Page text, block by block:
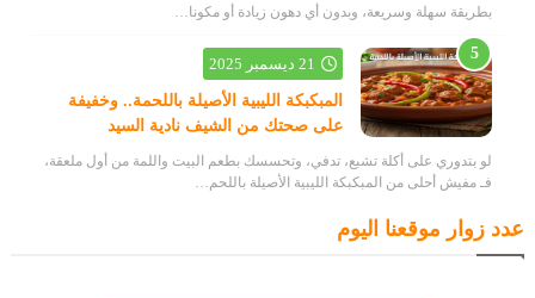
بطريقة سهلة وسريعة، وبدون أي دهون زيادة أو مكونا…
21 ديسمبر 2025
المبكبكة الليبية الأصيلة باللحمة.. وخفيفة
على صحتك من الشيف نادية السيد
لو بتدوري على أكلة تشبع، تدفي، وتحسسك بطعم البيت واللمة من أول ملعقة،
فـ مفيش أحلى من المبكبكة الليبية الأصيلة باللحم…
عدد زوار موقعنا اليوم